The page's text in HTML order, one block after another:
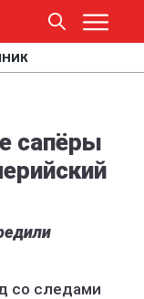
сапёры
со следами